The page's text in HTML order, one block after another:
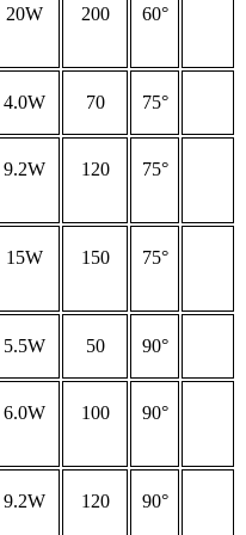
20W 200 60°
4.0W 70 75°
9.2W 120 75°
15W 150 75°
5.5W 50 90°
6.0W 100 90°
9.2W 120 90°